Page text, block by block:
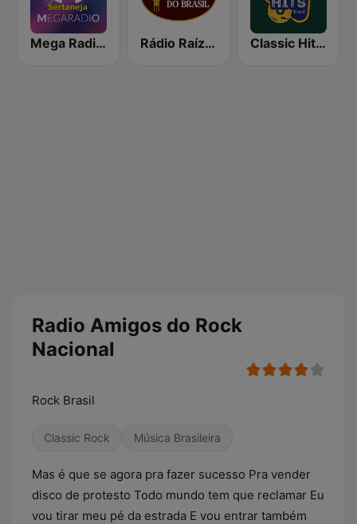
Mega Radio Sertanejo Rádio Raízes do Brasil Classic Hits Brasil
Radio Amigos do Rock
Nacional
Rock Brasil
Classic Rock Música Brasileira
Mas é que se agora pra fazer sucesso Pra vender
disco de protesto Todo mundo tem que reclamar Eu
vou tirar meu pé da estrada E vou entrar também